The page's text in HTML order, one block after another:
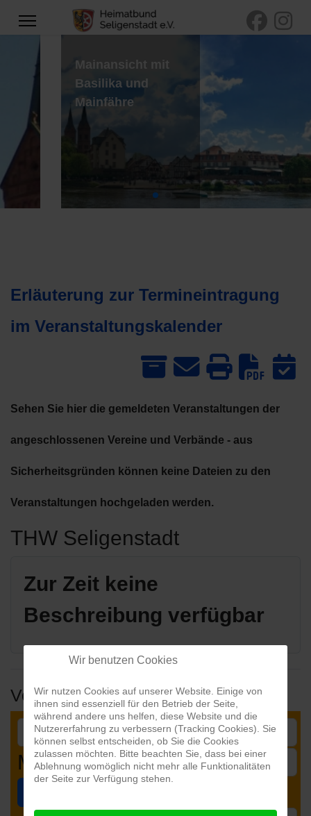
Mainansicht mit
Basilika und
Mainfähre
Erläuterung zur Termineintragung
im Veranstaltungskalender
Sehen Sie hier die gemeldeten Veranstaltungen der
angeschlossenen Vereine und Verbände - aus
Sicherheitsgründen können keine Dateien zu den
Veranstaltungen hochgeladen werden.
THW Seligenstadt
Zur Zeit keine
Beschreibung verfügbar
Veranstaltungen
Month
Wir benutzen Cookies
Wir nutzen Cookies auf unserer Website. Einige von
ihnen sind essenziell für den Betrieb der Seite,
während andere uns helfen, diese Website und die
Nutzererfahrung zu verbessern (Tracking Cookies). Sie
können selbst entscheiden, ob Sie die Cookies
zulassen möchten. Bitte beachten Sie, dass bei einer
Ablehnung womöglich nicht mehr alle Funktionalitäten
der Seite zur Verfügung stehen.